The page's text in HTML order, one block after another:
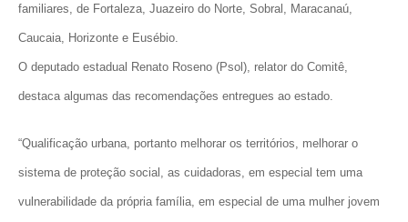
familiares, de Fortaleza, Juazeiro do Norte, Sobral, Maracanaú,
Caucaia, Horizonte e Eusébio.
O deputado estadual Renato Roseno (Psol), relator do Comitê,
destaca algumas das recomendações entregues ao estado.
“Qualificação urbana, portanto melhorar os territórios, melhorar o
sistema de proteção social, as cuidadoras, em especial tem uma
vulnerabilidade da própria família, em especial de uma mulher jovem